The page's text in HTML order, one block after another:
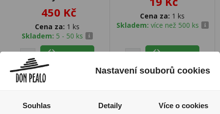
450 Kč
Cena za: 1 ks
Skladem: 5 - 50 ks
Cena za: 1 ks
Skladem: více než 500 ks
Nastavení souborů cookies
Souhlas Detaily Více o cookies